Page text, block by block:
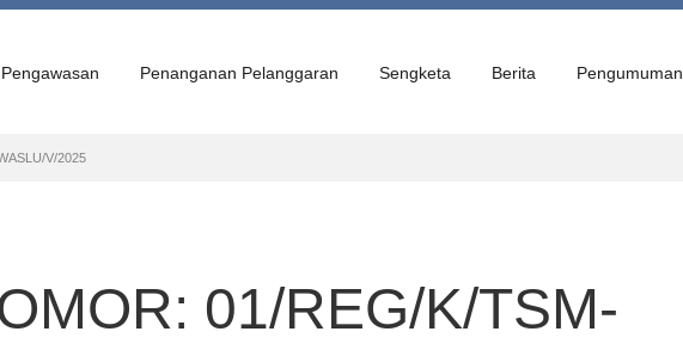
Pengawasan Penanganan Pelanggaran Sengketa Berita Pengumuman
V/2025
01/REG/K/TSM-